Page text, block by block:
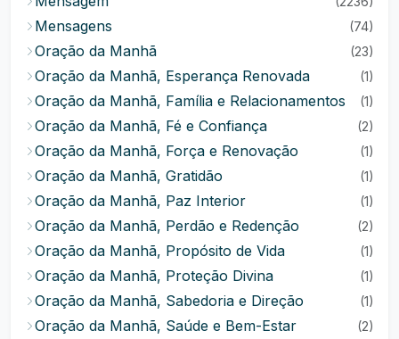
Mensagens (74)
Oração da Manhã (23)
Oração da Manhã, Esperança Renovada (1)
Oração da Manhã, Família e Relacionamentos (1)
Oração da Manhã, Fé e Confiança (2)
Oração da Manhã, Força e Renovação (1)
Oração da Manhã, Gratidão (1)
Oração da Manhã, Paz Interior (1)
Oração da Manhã, Perdão e Redenção (2)
Oração da Manhã, Propósito de Vida (1)
Oração da Manhã, Proteção Divina (1)
Oração da Manhã, Sabedoria e Direção (1)
Oração da Manhã, Saúde e Bem-Estar (2)